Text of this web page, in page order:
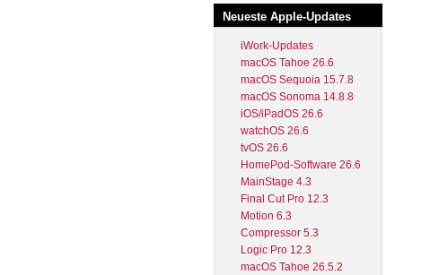
Neueste Apple-Updates
iWork-Updates
macOS Tahoe 26.6
macOS Sequoia 15.7.8
macOS Sonoma 14.8.8
iOS/iPadOS 26.6
watchOS 26.6
tvOS 26.6
HomePod-Software 26.6
MainStage 4.3
Final Cut Pro 12.3
Motion 6.3
Compressor 5.3
Logic Pro 12.3
macOS Tahoe 26.5.2